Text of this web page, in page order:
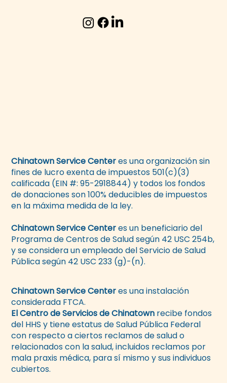
Chinatown Service Centeres una organización sin
fines de lucro exenta de impuestos 501(c)(3)
calificada (EIN #: 95-2918844) y todos los fondos
de donaciones son 100% deducibles de impuestos
en la máxima medida de la ley.
Chinatown Service Centeres un beneficiario del
Programa de Centros de Salud según 42 USC 254b,
y se considera un empleado del Servicio de Salud
Pública según 42 USC 233 (g)-(n).
Chinatown Service Centeres una instalación
considerada FTCA.
El Centro de Servicios de Chinatown recibe fondos
del HHS y tiene estatus de Salud Pública Federal
con respecto a ciertos reclamos de salud o
relacionados con la salud, incluidos reclamos por
mala praxis médica, para sí mismo y sus individuos
cubiertos.